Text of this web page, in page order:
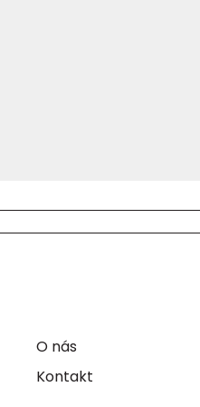
O nás
Kontakt